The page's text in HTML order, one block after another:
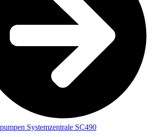
Systemzentrale SC490